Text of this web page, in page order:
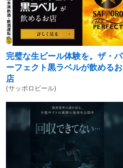
完璧な生ビール体験を。ザ・パ
ーフェクト黒ラベルが飲めるお
店
(サッポロビール)